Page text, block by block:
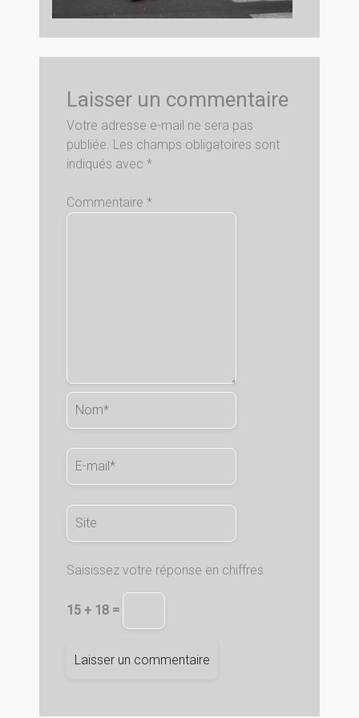
Laisser un commentaire
Votre adresse e-mail ne sera pas
publiée. Les champs obligatoires sont
indiqués avec *
Commentaire *
Nom*
E-
Site
Saisissez votre réponse en chiffres
15 + 18 =